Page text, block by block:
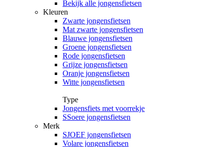
Bekijk alle jongensfietsen
Kleuren
Zwarte jongensfietsen
Mat zwarte jongensfietsen
Blauwe jongensfietsen
Groene jongensfietsen
Rode jongensfietsen
Grijze jongensfietsen
Oranje jongensfietsen
Witte jongensfietsen
Type
Jongensfiets met voorrekje
SSoere jongensfietsen
Merk
SJOEF jongensfietsen
Volare jongensfietsen